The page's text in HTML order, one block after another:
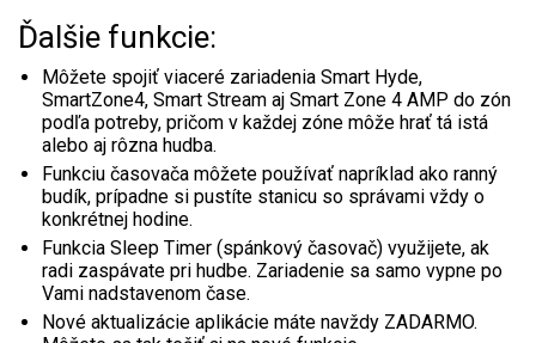
Ďalšie funkcie:
Môžete spojiť viaceré zariadenia Smart Hyde,
SmartZone4, Smart Stream aj Smart Zone 4 AMP do zón
podľa potreby, pričom v každej zóne môže hrať tá istá
alebo aj rôzna hudba.
Funkciu časovača môžete používať napríklad ako ranný
budík, prípadne si pustíte stanicu so správami vždy o
konkrétnej hodine.
Funkcia Sleep Timer (spánkový časovač) využijete, ak
radi zaspávate pri hudbe. Zariadenie sa samo vypne po
Vami nadstavenom čase.
Nové aktualizácie aplikácie máte navždy ZADARMO.